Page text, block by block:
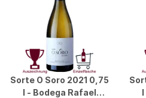
Sorte O Soro 2021 0,75
l - Bodega Rafael
l